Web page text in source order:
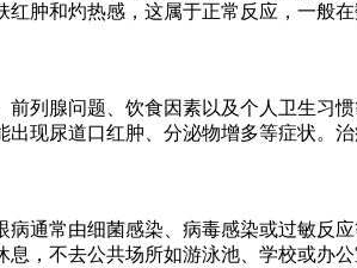
肿和灼热感，这属于正常反应，一般
列腺问题、饮食因素以及个人卫生习
现尿道口红肿、分泌物增多等症状。
通常由细菌感染、病毒感染或过敏反
，不去公共场所如游泳池、学校或办